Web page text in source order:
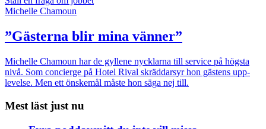
Michelle Chamoun
”Gästerna blir mina vänner”
Michelle Chamoun har de gyllene nycklarna till service på högsta
nivå. Som concierge på Hotel Rival skräddarsyr hon gästens upp­
levelse. Men ett önskemål måste hon säga nej till.
Mest läst just nu